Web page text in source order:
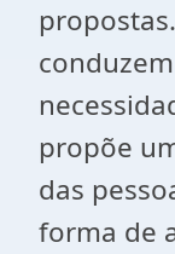
propõe
das
forma de